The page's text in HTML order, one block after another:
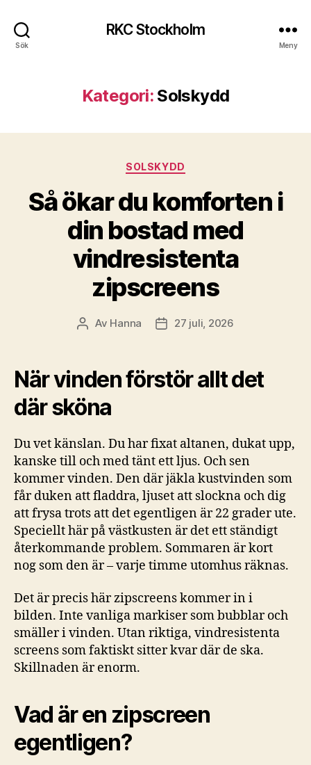
Sök
RKC Stockholm
Meny
Kategori: Solskydd
Kategorier
SOLSKYDD
Så ökar du komforten i
din bostad med
vindresistenta
zipscreens
Inläggsförfattare
Av Hanna Inläggsdatum
27 juli, 2026
När vinden förstör allt det
där sköna
Du vet känslan. Du har fixat altanen, dukat upp,
kanske till och med tänt ett ljus. Och sen
kommer vinden. Den där jäkla kustvinden som
får duken att fladdra, ljuset att slockna och dig
att frysa trots att det egentligen är 22 grader ute.
Speciellt här på västkusten är det ett ständigt
återkommande problem. Sommaren är kort
nog som den är – varje timme utomhus räknas.
Det är precis här zipscreens kommer in i
bilden. Inte vanliga markiser som bubblar och
smäller i vinden. Utan riktiga, vindresistenta
screens som faktiskt sitter kvar där de ska.
Skillnaden är enorm.
Vad är en zipscreen
egentligen?